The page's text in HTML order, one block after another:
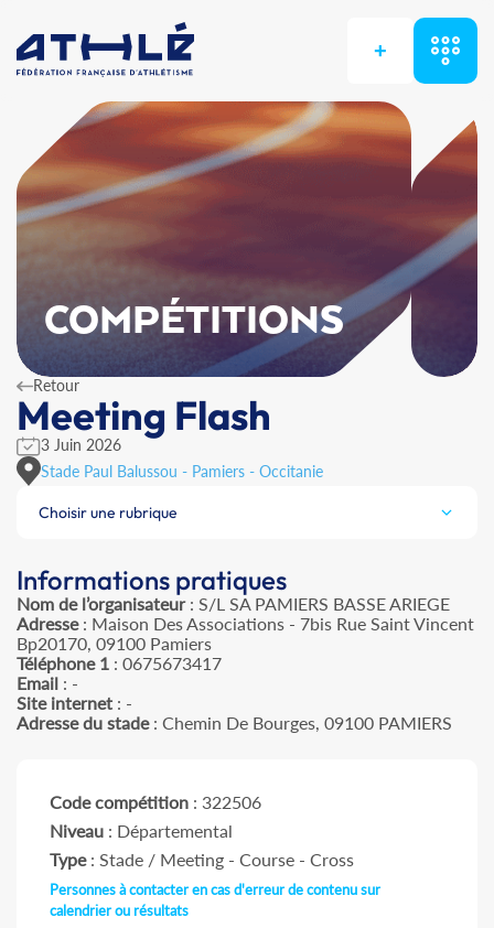
+
COMPÉTITIONS
Retour
Meeting Flash
3 Juin 2026
Stade Paul Balussou - Pamiers - Occitanie
Choisir une rubrique
Informations pratiques
Nom de l’organisateur: S/L SA PAMIERS BASSE ARIEGE
Adresse: Maison Des Associations - 7bis Rue Saint Vincent
Bp20170, 09100 Pamiers
Téléphone 1 : 0675673417
Email : -
Site internet : -
Adresse du stade: Chemin De Bourges, 09100 PAMIERS
Code compétition : 322506
Niveau : Départemental
Type: Stade / Meeting - Course - Cross
Personnes à contacter en cas d'erreur de contenu sur
calendrier ou résultats